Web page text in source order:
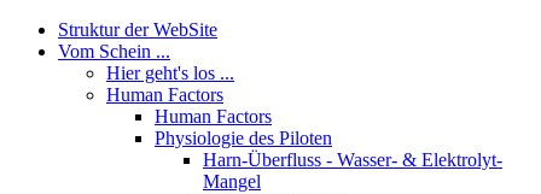
Struktur der WebSite
Vom Schein ...
Hier geht's los ...
Human Factors
Human Factors
Physiologie des Piloten
Harn-Überfluss - Wasser- & Elektrolyt-
Mangel